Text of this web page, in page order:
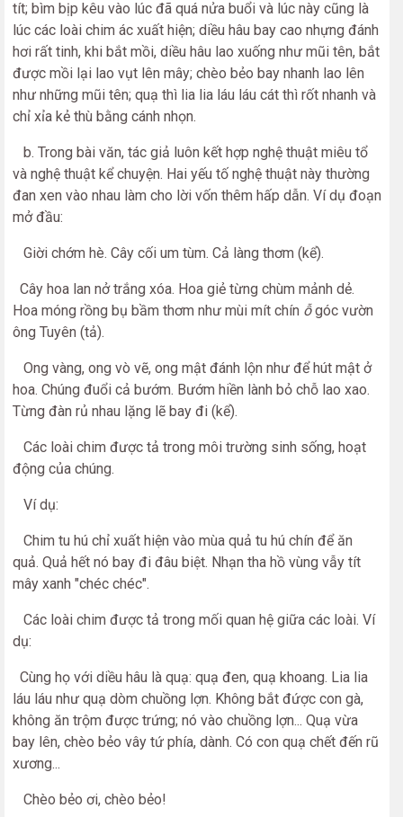
tít; bìm bịp kêu vào lúc đã quá nửa buổi và lúc này cũng là
lúc các loài chim ác xuất hiện; diều hâu bay cao nhựng đánh
hơi rất tinh, khi bắt mồi, diều hâu lao xuống như mũi tên, bắt
được mồi lại lao vụt lên mây; chèo bẻo bay nhanh lao lên
như những mũi tên; quạ thì lia lia láu láu cát thì rốt nhanh và
chỉ xỉa kẻ thù bằng cánh nhọn.
b. Trong bài văn, tác giả luôn kết hợp nghệ thuật miêu tổ
và nghệ thuật kể chuyện. Hai yếu tố nghệ thuật này thường
đan xen vào nhau làm cho lời vốn thêm hấp dẫn. Ví dụ đoạn
mở đầu:
Giời chớm hè. Cây cối um tùm. Cả làng thơm (kể).
Cây hoa lan nở trắng xóa. Hoa giẻ từng chùm mảnh dẻ.
Hoa móng rồng bụ bầm thơm như mùi mít chín ỗgóc vườn
ông Tuyên (tả).
Ong vàng, ong vò vẽ, ong mật đánh lộn như để hút mật ở
hoa. Chúng đuổi cả bướm. Bướm hiền lành bỏ chỗ lao xao.
Từng đàn rủ nhau lặng lẽ bay đi (kể).
Các loài chim được tả trong môi trường sinh sống, hoạt
động của chúng.
Ví dụ:
Chim tu hú chỉ xuất hiện vào mùa quả tu hú chín để ăn
quả. Quả hết nó bay đi đâu biệt. Nhạn tha hồ vùng vẫy tít
mây xanh "chéc chéc".
Các loài chim được tả trong mối quan hệ giữa các loài. Ví
dụ:
Cùng họ với diều hâu là quạ: quạ đen, quạ khoang. Lia lia
láu láu như quạ dòm chuồng lợn. Không bắt đứợc con gà,
không ăn trộm được trứng; nó vào chuồng lợn... Quạ vừa
bay lên, chèo bẻo vây tứ phía, dành. Có con quạ chết đến rũ
xương...
Chèo bẻo ơi, chèo bẻo!